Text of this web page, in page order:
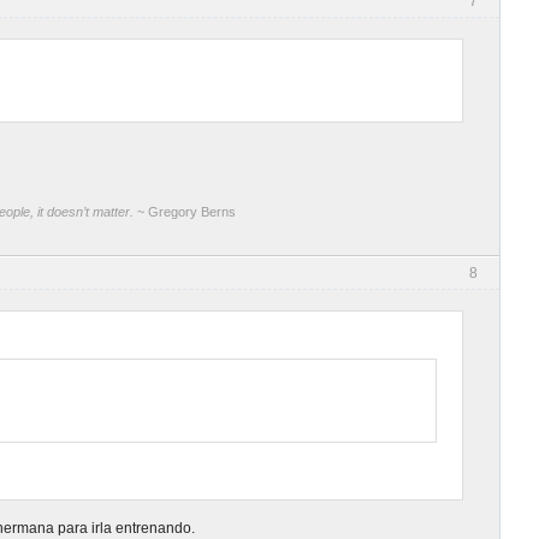
it doesn’t matter. ~ Gregory Berns
8
para irla entrenando.